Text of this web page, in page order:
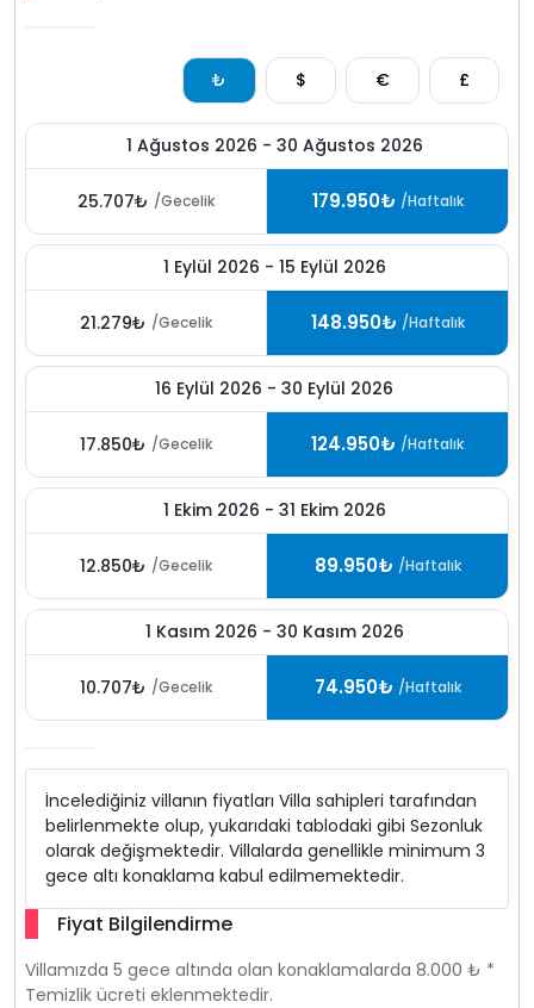
₺ $ € £
1 Ağustos 2026 - 30 Ağustos 2026
25.707₺ /Gecelik 179.950₺ /Haftalık
1 Eylül 2026 - 15 Eylül 2026
21.279₺ /Gecelik 148.950₺ /Haftalık
16 Eylül 2026 - 30 Eylül 2026
17.850₺ /Gecelik 124.950₺ /Haftalık
1 Ekim 2026 - 31 Ekim 2026
12.850₺ /Gecelik 89.950₺ /Haftalık
1 Kasım 2026 - 30 Kasım 2026
10.707₺ /Gecelik 74.950₺ /Haftalık
İncelediğiniz villanın fiyatları Villa sahipleri tarafından
belirlenmekte olup, yukarıdaki tablodaki gibi Sezonluk
olarak değişmektedir. Villalarda genellikle minimum 3
gece altı konaklama kabul edilmemektedir.
Fiyat Bilgilendirme
Villamızda 5 gece altında olan konaklamalarda 8.000 ₺ *
Temizlik ücreti eklenmektedir.